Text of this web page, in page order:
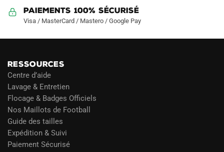
Paiements 100% Sécurisé
Visa / MasterCard / Mastero / Google Pay
RESSOURCES
Centre d’aide
Lavage & Entretien
Flocage & Badges Officiels
Nos Maillots de Football
Guide des tailles
Expédition & Suivi
Paiement Sécurisé